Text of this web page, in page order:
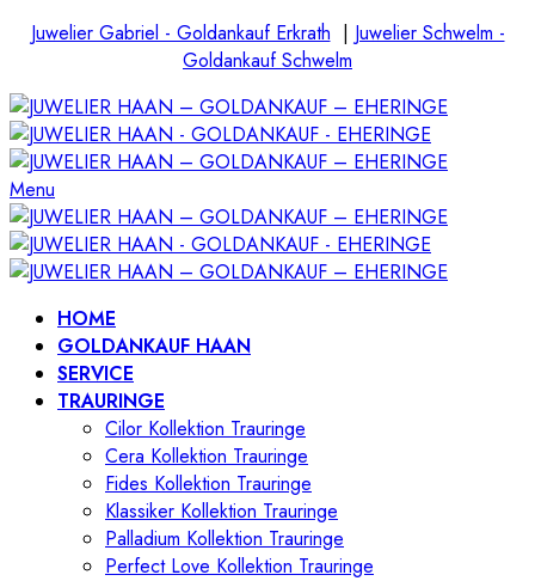
Juwelier Gabriel - Goldankauf Erkrath | Juwelier Schwelm -
Goldankauf Schwelm
Menu
HOME
GOLDANKAUF HAAN
SERVICE
TRAURINGE
Cilor Kollektion Trauringe
Cera Kollektion Trauringe
Fides Kollektion Trauringe
Klassiker Kollektion Trauringe
Palladium Kollektion Trauringe
Perfect Love Kollektion Trauringe